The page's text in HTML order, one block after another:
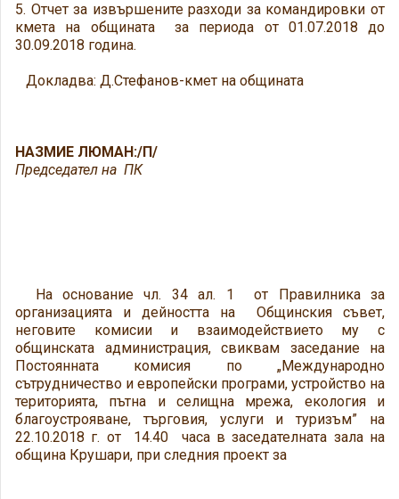
5. Отчет за извършените разходи за командировки от
кмета на общината за периода от 01.07.2018 до
30.09.2018 година.
Докладва: Д.Стефанов-кмет на общината
НАЗМИЕ ЛЮМАН:/П/
Председател на ПК
На основание чл. 34 ал. 1 от Правилника за
организацията и дейността на Общинския съвет,
неговите комисии и взаимодействието му с
общинската администрация, свиквам заседание на
Постоянната комисия по „Международно
сътрудничество и европейски програми, устройство на
територията, пътна и селищна мрежа, екология и
благоустрояване, търговия, услуги и туризъм” на
22.10.2018 г. от 14.40 часа в заседателната зала на
община Крушари, при следния проект за